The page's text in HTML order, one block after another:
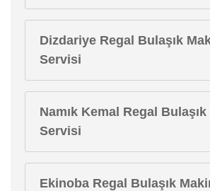
Dizdariye Regal Bulaşık
Servisi
Namık Kemal Regal
Servisi
Ekinoba Regal Bulaşık